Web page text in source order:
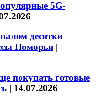
5G-
десятки
Поморья |
покупать готовые
| 14.07.2026